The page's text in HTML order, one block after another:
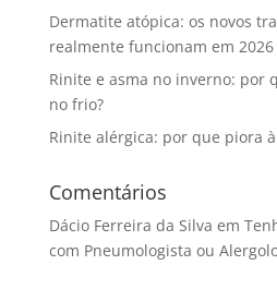
Dermatite atópica: os novos
realmente funcionam em 2026
Rinite e asma no inverno: por
no frio?
Rinite alérgica: por que piora
Comentários
Dácio Ferreira da Silva em
com Pneumologista ou